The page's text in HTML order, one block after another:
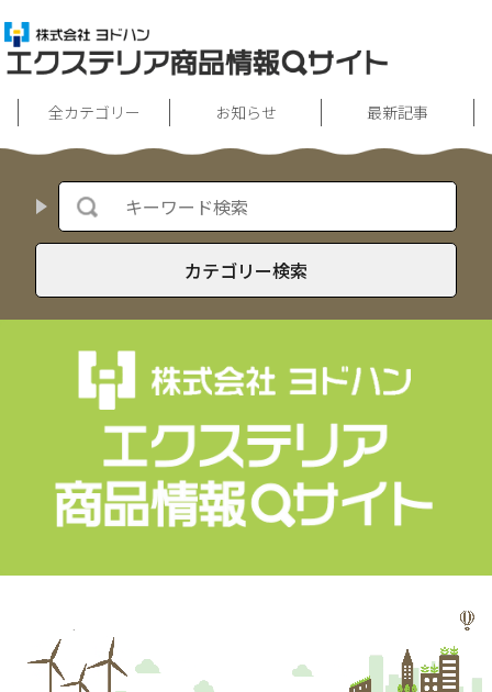
全カテゴリー お知らせ 最新記事
カテゴリー検索